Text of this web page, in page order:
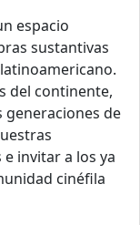
espacio
sustantivas
del continente,
generaciones de
invitar a los ya
cinéfila